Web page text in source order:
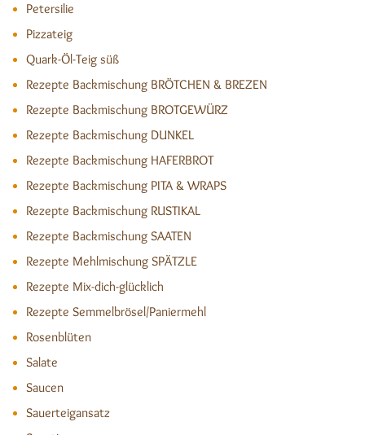
Petersilie
Pizzateig
Quark-Öl-Teig süß
Rezepte Backmischung BRÖTCHEN & BREZEN
Rezepte Backmischung BROTGEWÜRZ
Rezepte Backmischung DUNKEL
Rezepte Backmischung HAFERBROT
Rezepte Backmischung PITA & WRAPS
Rezepte Backmischung RUSTIKAL
Rezepte Backmischung SAATEN
Rezepte Mehlmischung SPÄTZLE
Rezepte Mix-dich-glücklich
Rezepte Semmelbrösel/Paniermehl
Rosenblüten
Salate
Saucen
Sauerteigansatz